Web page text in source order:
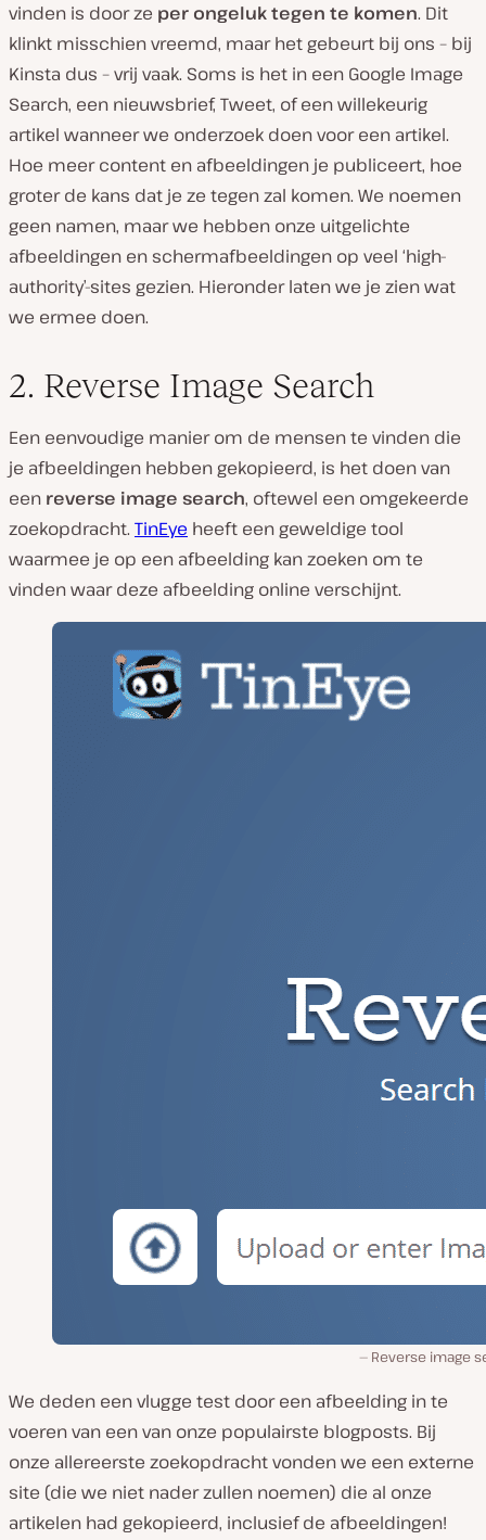
vinden is door ze per ongeluk tegen te komen. Dit
klinkt misschien vreemd, maar het gebeurt bij ons – bij
Kinsta dus – vrij vaak. Soms is het in een Google Image
Search, een nieuwsbrief, Tweet, of een willekeurig
artikel wanneer we onderzoek doen voor een artikel.
Hoe meer content en afbeeldingen je publiceert, hoe
groter de kans dat je ze tegen zal komen. We noemen
geen namen, maar we hebben onze uitgelichte
afbeeldingen en schermafbeeldingen op veel ‘high-
authority’-sites gezien. Hieronder laten we je zien wat
we ermee doen.
2. Reverse Image Search
Een eenvoudige manier om de mensen te vinden die
je afbeeldingen hebben gekopieerd, is het doen van
een reverse image search, oftewel een omgekeerde
zoekopdracht. TinEye heeft een geweldige tool
waarmee je op een afbeelding kan zoeken om te
vinden waar deze afbeelding online verschijnt.
Reverse image
We deden een vlugge test door een afbeelding in te
voeren van een van onze populairste blogposts. Bij
onze allereerste zoekopdracht vonden we een externe
site (die we niet nader zullen noemen) die al onze
artikelen had gekopieerd, inclusief de afbeeldingen!